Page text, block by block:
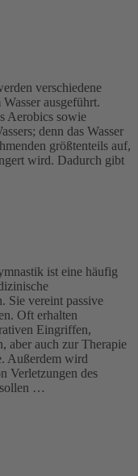
verschiedene
ausgeführt.
Aerobics sowie
denn das Wasser
größtenteils auf,
wird. Dadurch gibt
ist eine häufig
Sie vereint passive
Oft erhalten
Eingriffen,
aber auch zur Therapie
Außerdem wird
Verletzungen des
sollen …